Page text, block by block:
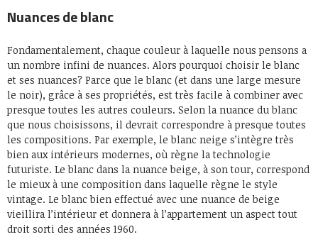
Nuances de blanc
Fondamentalement, chaque couleur à laquelle nous pensons a
un nombre infini de nuances. Alors pourquoi choisir le blanc
et ses nuances? Parce que le blanc (et dans une large mesure
le noir), grâce à ses propriétés, est très facile à combiner avec
presque toutes les autres couleurs. Selon la nuance du blanc
que nous choisissons, il devrait correspondre à presque toutes
les compositions. Par exemple, le blanc neige s’intègre très
bien aux intérieurs modernes, où règne la technologie
futuriste. Le blanc dans la nuance beige, à son tour, correspond
le mieux à une composition dans laquelle règne le style
vintage. Le blanc bien effectué avec une nuance de beige
vieillira l’intérieur et donnera à l’appartement un aspect tout
droit sorti des années 1960.